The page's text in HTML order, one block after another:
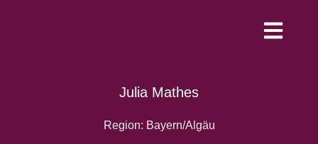
Julia Mathes
Region: Bayern/Algäu